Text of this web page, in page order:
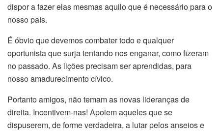
dispor a fazer elas mesmas aquilo que é necessário para o
nosso país.
É óbvio que devemos combater todo e qualquer
oportunista que surja tentando nos enganar, como fizeram
no passado. As lições precisam ser aprendidas, para
nosso amadurecimento cívico.
Portanto amigos, não temam as novas lideranças de
direita. Incentivem-nas! Apoiem aqueles que se
dispuserem, de forme verdadeira, a lutar pelos anseios e